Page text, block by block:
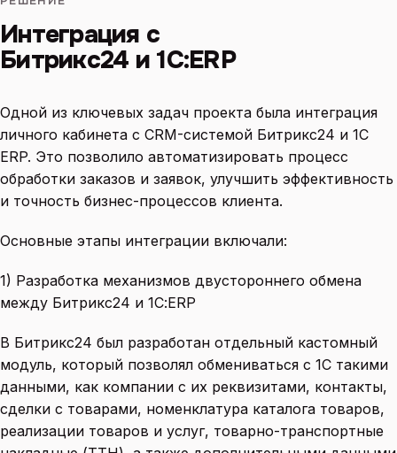
Интеграция с
Битрикс24 и 1С:ERP
Одной из ключевых задач проекта была интеграция
личного кабинета с CRM-системой Битрикс24 и 1С
ERP. Это позволило автоматизировать процесс
обработки заказов и заявок, улучшить эффективность
и точность бизнес-процессов клиента.
Основные этапы интеграции включали:
1) Разработка механизмов двустороннего обмена
между Битрикс24 и 1С:ERP
В Битрикс24 был разработан отдельный кастомный
модуль, который позволял обмениваться с 1С такими
данными, как компании с их реквизитами, контакты,
сделки с товарами, номенклатура каталога товаров,
реализации товаров и услуг, товарно-транспортные